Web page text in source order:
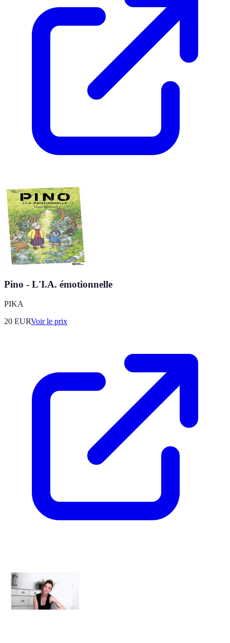
Pino - L'I.A. émotionnelle
PIKA
20 EURVoir le prix